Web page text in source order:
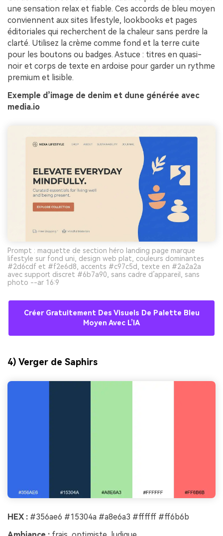
une sensation relax et fiable. Ces accords de bleu moyen
conviennent aux sites lifestyle, lookbooks et pages
éditoriales qui recherchent de la chaleur sans perdre la
clarté. Utilisez la crème comme fond et la terre cuite
pour les boutons ou badges. Astuce : titres en quasi-
noir et corps de texte en ardoise pour garder un rythme
premium et lisible.
Exemple d’image de denim et dune générée avec
media.io
Prompt : maquette de section héro landing page marque
lifestyle sur fond uni, design web plat, couleurs dominantes
#2d6cdf et #f2e6d8, accents #c97c5d, texte en #2a2a2a
avec support discret #6b7a90, sans cadre d’appareil, sans
photo --ar 16:9
Créer Gratuitement Des Visuels De Palette Bleu
Moyen Avec L’IA
4) Verger de Saphirs
HEX : #356ae6 #15304a #a8e6a3 #ffffff #ff6b6b